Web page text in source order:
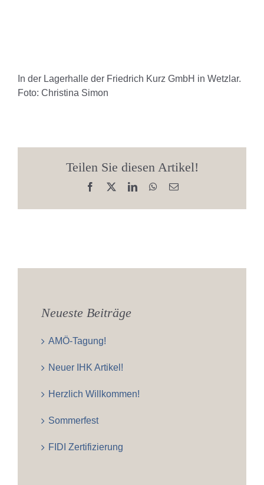
In der Lagerhalle der Friedrich Kurz GmbH in Wetzlar.
Foto: Christina Simon
Teilen Sie diesen Artikel!
Facebook LinkedInWhatsApp
E-
Neueste Beiträge
AMÖ-Tagung!
Neuer IHK Artikel!
Herzlich Willkommen!
Sommerfest
FIDI Zertifizierung